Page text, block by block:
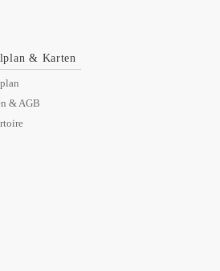
& Karten
& AGB